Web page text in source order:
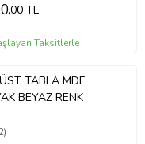
,00 TL
Taksitlerle
TABLA MDF
BEYAZ RENK